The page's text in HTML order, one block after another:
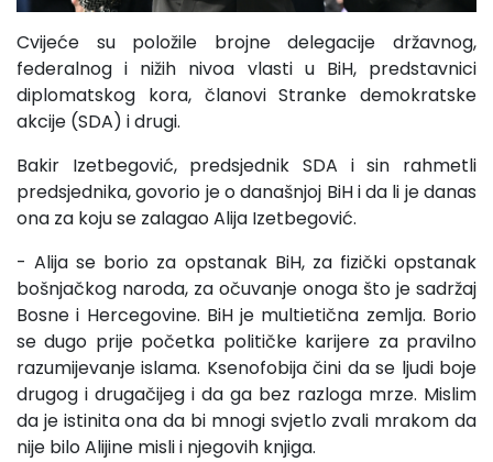
Cvijeće su položile brojne delegacije državnog,
federalnog i nižih nivoa vlasti u BiH, predstavnici
diplomatskog kora, članovi Stranke demokratske
akcije (SDA) i drugi.
Bakir Izetbegović, predsjednik SDA i sin rahmetli
predsjednika, govorio je o današnjoj BiH i da li je danas
ona za koju se zalagao Alija Izetbegović.
- Alija se borio za opstanak BiH, za fizički opstanak
bošnjačkog naroda, za očuvanje onoga što je sadržaj
Bosne i Hercegovine. BiH je multietična zemlja. Borio
se dugo prije početka političke karijere za pravilno
razumijevanje islama. Ksenofobija čini da se ljudi boje
drugog i drugačijeg i da ga bez razloga mrze. Mislim
da je istinita ona da bi mnogi svjetlo zvali mrakom da
nije bilo Alijine misli i njegovih knjiga.